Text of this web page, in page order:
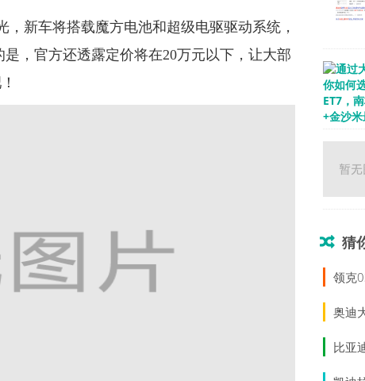
新车将搭载魔方电池和超级电驱驱动系统，
，官方还透露定价将在20万元以下，让大部
猜
奥迪